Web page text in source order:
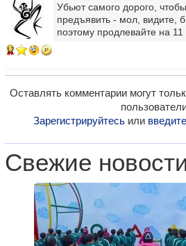
17
Убьют самого дорого,
предъявить - мол, видите,
поэтому продлевайте на 11
Оставлять комментарии могут
Зарегистрируйтесьили введите
Свежие